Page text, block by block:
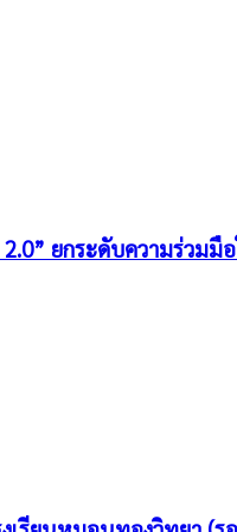
ยกระดับความร่วม